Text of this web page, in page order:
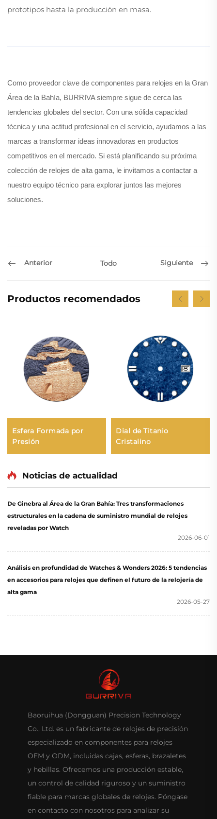
prototipos hasta la producción en masa.
Como proveedor clave de componentes para relojes en la Gran
Área de la Bahía, BURRIVA siempre sigue de cerca las
tendencias globales del sector. Con una sólida capacidad
técnica y una actitud profesional en el servicio, ayudamos a las
marcas a transformar ideas innovadoras en productos
competitivos en el mercado. Si está planificando su próxima
colección de relojes de alta gama, le invitamos a contactar a
nuestro equipo técnico para explorar juntos las mejores
soluciones.
Anterior Todo Siguiente
Productos recomendados
Esfera Formada por
Presión
Dial de Titanio
Cristalino
Noticias de actualidad
De Ginebra al Área de la Gran Bahía: Tres transformaciones
estructurales en la cadena de suministro mundial de relojes
reveladas por Watch
2026-06-01
Análisis en profundidad de Watches & Wonders 2026: 5 tendencias
en accesorios para relojes que definen el futuro de la relojería de
alta gama
2026-05-27
Baoruihua (Dongguan) Precision Technology
Co., Ltd. es un fabricante de relojes de precisión
especializado en componentes para relojes
OEM y ODM, incluidas cajas, esferas, brazaletes
y hebillas. Ofrecemos una producción estable,
un control de calidad riguroso y un suministro
fiable para marcas globales de relojes. Póngase
en contacto con nosotros para analizar su